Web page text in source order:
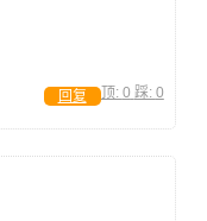
顶: 0 踩: 0
回复